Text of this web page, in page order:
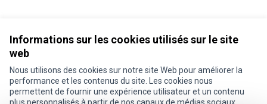
Informations sur les cookies utilisés sur le site
web
Nous utilisons des cookies sur notre site Web pour améliorer la
performance et les contenus du site. Les cookies nous
permettent de fournir une expérience utilisateur et un contenu
Conditions d'utilisation
Paramètres des cookies
Je participe ! sur X
Je participe ! sur Facebook
Je participe ! sur Instagram